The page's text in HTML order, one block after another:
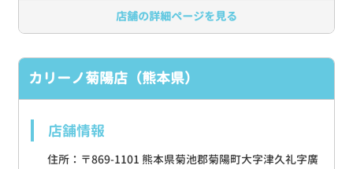
店舗の詳細ページを見る
カリーノ菊陽店（熊本県）
店舗情報
住所：〒869-1101 熊本県菊池郡菊陽町大字津久礼字廣